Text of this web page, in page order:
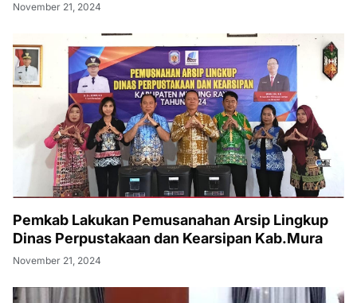
November 21, 2024
Pemkab Lakukan Pemusanahan Arsip Lingkup
Dinas Perpustakaan dan Kearsipan Kab.Mura
November 21, 2024